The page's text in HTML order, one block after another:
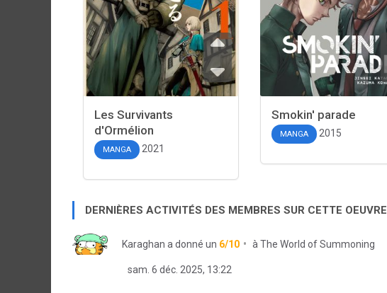
Les Survivants
d'Ormélion
MANGA 2021
Smokin' parade
MANGA 2015
DERNIÈRES ACTIVITÉS DES MEMBRES SUR CETTE OEUVRE
Karaghan a donné un 6/10 à The World of Summoning
sam. 6 déc. 2025, 13:22